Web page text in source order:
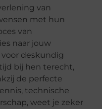
van
met hun
van
naar jouw
deskundig
bij hen terecht,
de perfecte
technische
weet je zeker